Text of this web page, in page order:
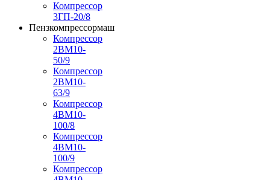
Компрессор
3ГП-20/8
Пензкомпрессормаш
Компрессор
2ВМ10-
50/9
Компрессор
2ВМ10-
63/9
Компрессор
4ВМ10-
100/8
Компрессор
4ВМ10-
100/9
Компрессор